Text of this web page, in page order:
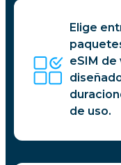
Elige
eSIM de
de uso.